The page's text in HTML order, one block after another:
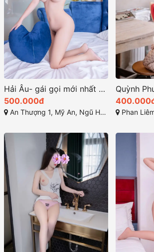
Hải Âu- gái gọi mới nhất ở đà nẵng
500.000đ
An Thượng 1, Mỹ An, Ngũ Hành Sơn, Đà Nẵng Phan Liêm,